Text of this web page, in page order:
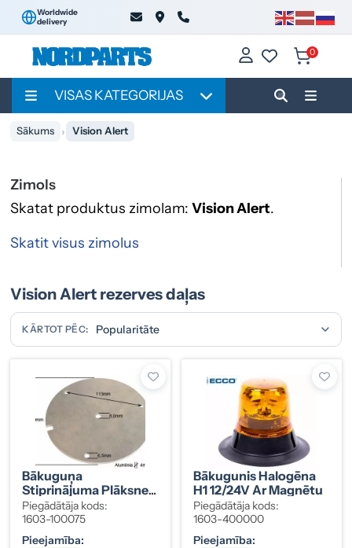
Worldwide
delivery
0
VISAS KATEGORIJAS
Sākums Vision Alert
Zimols
Skatat produktus zimolam:Vision Alert.
Skatit visus zimolus
Vision Alert rezerves daļas
KĀRTOT PĒC:
Bākuguņa
Stiprinājuma Plāksne
Vision Alert
Piegādātāja kods:
1603-100075
Pieejamība:
Bākugunis Halogēna
H1 12/24V Ar Magnētu
Piegādātāja kods:
1603-400000
Pieejamība: